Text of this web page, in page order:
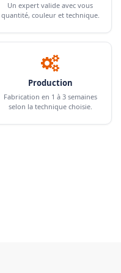
Un expert valide avec vous
quantité, couleur et technique.
Production
Fabrication en 1 à 3 semaines
selon la technique choisie.